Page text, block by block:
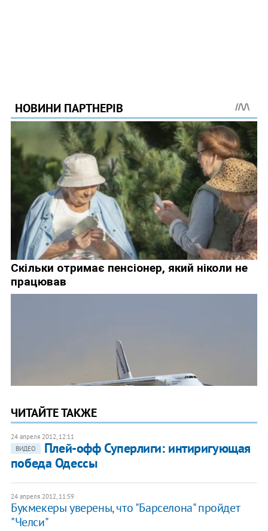
ЧИТАЙТЕ ТАКЖЕ
24 апреля 2012, 12:11
ВИДЕО
Плей-офф Суперлиги: интиригующая
победа Одессы
24 апреля 2012, 11:59
Букмекеры уверены, что "Барселона" пройдет
"Челси"